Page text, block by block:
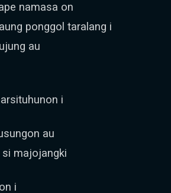
namasa on
ponggol taralang i
au
i
au
majojangki
i